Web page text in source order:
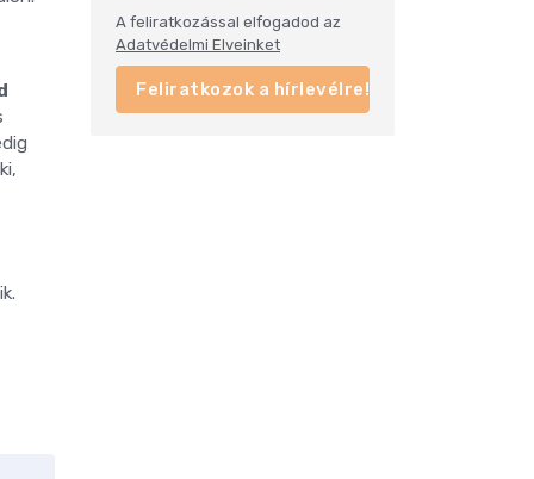
A feliratkozással elfogadod az
Adatvédelmi Elveinket
Feliratkozok a hírlevélre!